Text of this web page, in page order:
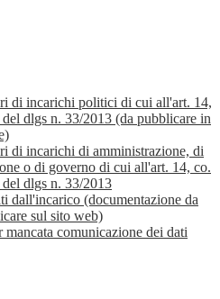
di incarichi politici di cui all'art. 14,
dlgs n. 33/2013 (da pubblicare in
di incarichi di amministrazione, di
o di governo di cui all'art. 14, co.
del dlgs n. 33/2013
dall'incarico (documentazione da
sul sito web)
mancata comunicazione dei dati